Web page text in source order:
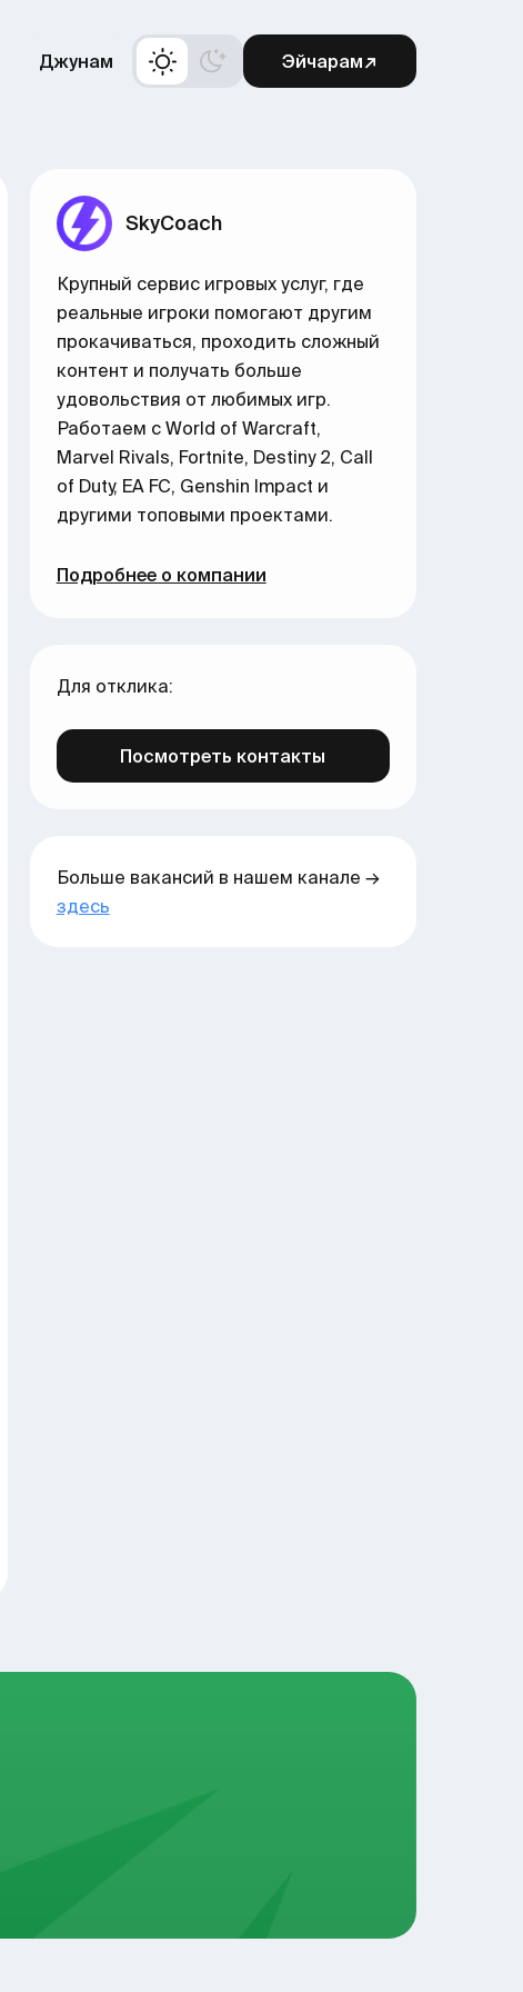
Джунам Эйчарам↗
SkyCoach
Крупный сервис игровых услуг, где
реальные игроки помогают другим
прокачиваться, проходить сложный
контент и получать больше
удовольствия от любимых игр.
Работаем с World of Warcraft,
Marvel Rivals, Fortnite, Destiny 2, Call
of Duty, EA FC, Genshin Impact и
другими топовыми проектами.
Подробнее о компании
Для отклика:
Посмотреть контакты
Больше вакансий в нашем канале →
здесь